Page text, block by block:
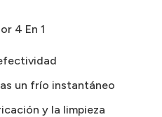
4 En 1
un frío instantáneo
y la limpieza